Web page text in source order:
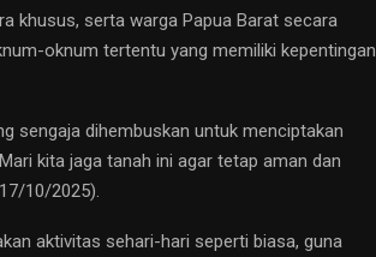
khusus, serta warga Papua Barat secara
oknum tertentu yang memiliki kepentingan
sengaja dihembuskan untuk menciptakan
kita jaga tanah ini agar tetap aman dan
10/2025).
aktivitas sehari-hari seperti biasa, guna